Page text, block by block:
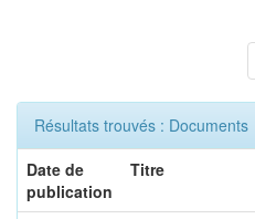
Résultats trouvés : Documents
Date de
publication
Titre